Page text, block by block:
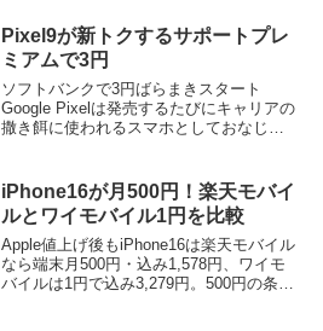
ンが激化。今回はその中でも特に注目す
べき最新値下...
Pixel9が新トクするサポートプレ
ミアムで3円
ソフトバンクで3円ばらまきスタート
Google Pixelは発売するたびにキャリアの
撒き餌に使われるスマホとしておなじみ
いる。さらに、発売前から3円の投げ貸し
も健在であ...
iPhone16が月500円！楽天モバイ
ルとワイモバイル1円を比較
Apple値上げ後もiPhone16は楽天モバイル
なら端末月500円・込み1,578円、ワイモ
バイルは1円で込み3,279円。500円の条